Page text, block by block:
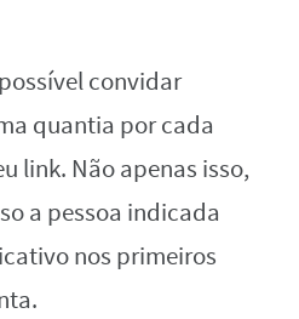
convidar
quantia por cada
link. Não apenas isso,
a pessoa indicada
nos primeiros